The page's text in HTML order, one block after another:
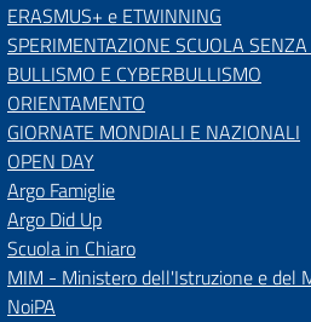
ERASMUS+ e ETWINNING
SPERIMENTAZIONE SCUOLA
BULLISMO E CYBERBULLISMO
ORIENTAMENTO
GIORNATE MONDIALI E NAZIONALI
OPEN DAY
Argo Famiglie
Argo Did Up
Scuola in Chiaro
MIM - Ministero dell'Istruzione e del
NoiPA